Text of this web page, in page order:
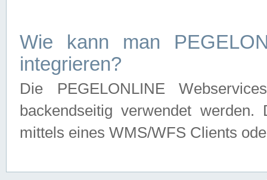
Wie kann man
integrieren?
Die PEGELONLINE
backendseitig verwendet
mittels eines WMS/WFS Clients